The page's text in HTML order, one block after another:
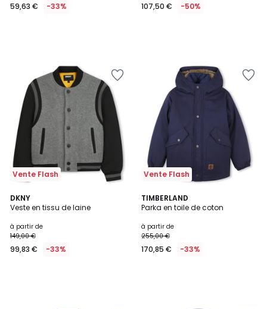
59,63 € -33% 107,50 € -50%
Vente Flash
DKNY
Veste en tissu de laine
à partir de
149,00 €
99,83 € -33%
Vente Flash
TIMBERLAND
Parka en toile de coton
à partir de
255,00 €
170,85 € -33%